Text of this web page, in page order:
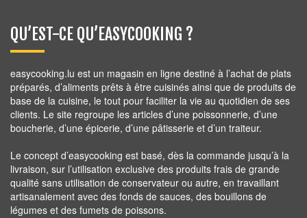
QU’EST-CE QU’EASYCOOKING ?
easycooking.lu est un magasin en ligne destiné à l’achat de plats
préparés, d’aliments prêts à être cuisinés ainsi que de produits de
base de la cuisine, le tout pour faciliter la vie au quotidien de ses
clients. Le site regroupe les articles d’une poissonnerie, d’une
boucherie, d’une épicerie, d’une pâtisserie et d’un traiteur.
Le concept d’easycooking est basé, dès la commande jusqu’à la
livraison, sur l’utilisation exclusive des produits frais de grande
qualité sans utilisation de conservateur ou autre, en travaillant
artisanalement avec des fonds de sauces, des bouillons de
légumes et des fumets de poissons.